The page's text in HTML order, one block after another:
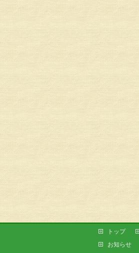
トップ
お知らせ